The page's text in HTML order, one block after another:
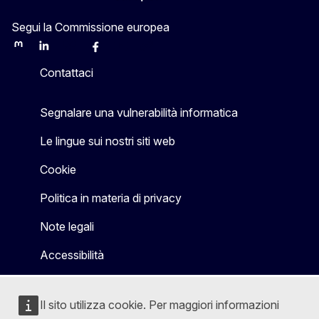
Il sito utilizza cookie. Per maggiori informazioni
Segui la Commissione europea
MastodonLinkedInBlueskyFacebook
Contattaci
Segnalare una vulnerabilità informatica
Le lingue sui nostri siti web
Cookie
Politica in materia di privacy
Note legali
Accessibilità